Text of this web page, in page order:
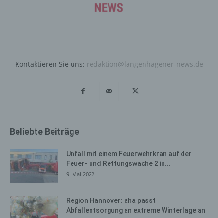
Kontaktieren Sie uns: redaktion@langenhagener-news.de
Beliebte Beiträge
Unfall mit einem Feuerwehrkran auf der
Feuer- und Rettungswache 2 in...
9. Mai 2022
Region Hannover: aha passt
Abfallentsorgung an extreme Winterlage an
Daten und Informationen. Diese allgemeinen Daten und
Informationen werden in den Logfiles des Servers
unsere Internetseite gelangt (sogenannte Referrer), (4)
System auf unserer Internetseite angesteuert werden,
zugreifenden Systems und (8) sonstige ähnliche Daten
Angriffen auf unsere informationstechnologischen
Systeme dienen.
betroffene Person. Diese Informationen werden vielmehr
benötigt, um (1) die Inhalte unserer Internetseite korrekt